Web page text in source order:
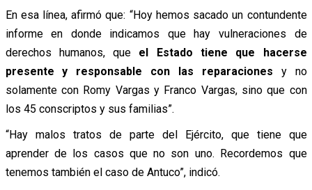
En esa línea, afirmó que: “Hoy hemos sacado un contundente
informe en donde indicamos que hay vulneraciones de
derechos humanos, que el Estado tiene que hacerse
presente y responsable con las reparaciones y no
solamente con Romy Vargas y Franco Vargas, sino que con
los 45 conscriptos y sus familias”.
“Hay malos tratos de parte del Ejército, que tiene que
aprender de los casos que no son uno. Recordemos que
tenemos también el caso de Antuco”, indicó.